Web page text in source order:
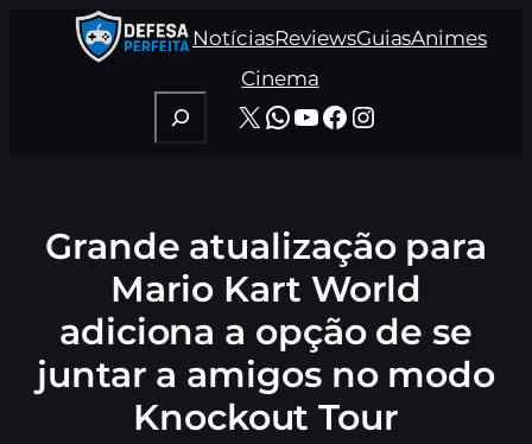
NotíciasReviewsGuiasAnimes
Cinema
Pesquisar
X WhatsApp
Youtube
Facebook
Instagram
Grande atualização para
Mario Kart World
adiciona a opção de se
juntar a amigos no modo
Knockout Tour